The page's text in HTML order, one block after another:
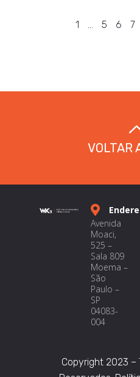
1 … 5 6 7
VOLTAR
Avenida
Moaci,
525 –
Sala 809
Moema –
São
Paulo –
SP
04083-
004
Copyright 2023 –